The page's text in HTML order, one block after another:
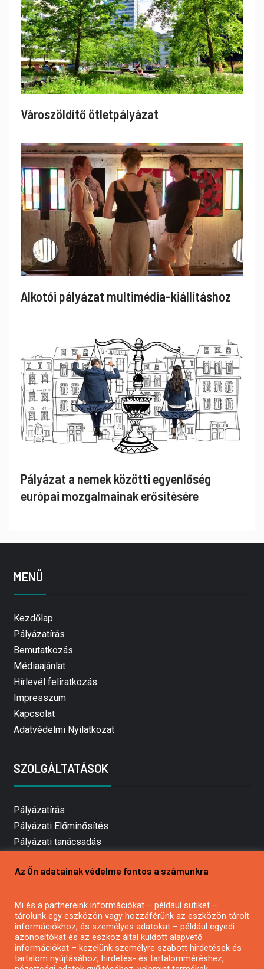
Városzöldítő ötletpályázat
Alkotói pályázat multimédia-kiállításhoz
Pályázat a nemek közötti egyenlőség
európai mozgalmainak erősítésére
MENÜ
Kezdőlap
Pályázatírás
Bemutatkozás
Médiaajánlat
Hírlevél feliratkozás
Impresszum
Kapcsolat
Adatvédelmi Nyilatkozat
SZOLGÁLTATÁSOK
Pályázatírás
Pályázati Előminősítés
Pályázati tanácsadás
Mezőgazdasági pályázatírás
Pályázatírás civil szervezeteknek
Pályázatírás önkormányzatoknak
Pályázatfigyelés
Specifikus pályázatfigyelés vagy hírlevél
Az Ön adatainak védelme fontos a számunkra
Mi és a partnereink információkat – például sütiket –
tárolunk egy eszközön vagy hozzáférünk az eszközön tárolt
információkhoz, és személyes adatokat – például egyedi
azonosítókat és az eszköz által küldött alapvető
információkat – kezelünk személyre szabott hirdetések és
tartalom nyújtásához, hirdetés- és tartalomméréshez,